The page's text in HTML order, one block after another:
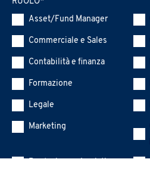
Asset/Fund Manager
Commerciale e Sales
Contabilità e finanza
Formazione
Legale
Marketing